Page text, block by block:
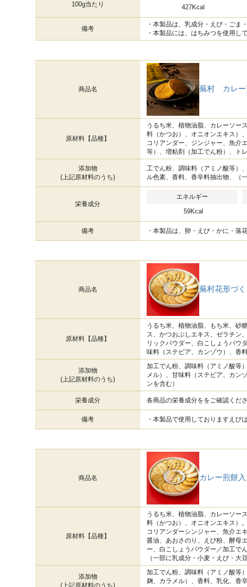
100g当たり
427Kcal
備考
・本製品は、乳成分・えび・ごま
・本製品には、はちみつを使用し
商品名 蕪村 カレー
原材料【品種】
うるち米、植物油脂、カレーソー
料（かつお）、オニオンエキス）
コリアンダー、ジンジャー、魚介
等）、増粘剤（加工でん粉）、ト
添加物
(上記原材料のうち)
工でん粉、調味料（アミノ酸等）
ル色素、香料、香辛料抽出物、（
栄養成分
エネルギー
59Kcal
備考 ・本製品は、卵・えび・かに・落
商品名 蕪村花形づく
原材料【品種】
うるち米、植物油脂、もち米、砂
ス、かつおぶしエキス、ゼラチン
リックパウダー、白こしょうパウ
味料（ステビア、カンゾウ）、香
添加物
(上記原材料のうち)
加工でん粉、調味料（アミノ酸等
メル）、甘味料（ステビア、カン
ンを含む）
栄養成分 各商品の栄養成分ををご確認くださ
備考 ・本製品で使用しておりますえび
商品名 カレー煎餅
原材料【品種】
うるち米、植物油脂、カレーソー
料（かつお）、オニオンエキス）
コリアンダーシンジャー、魚介エ
醤油、あおさのり、えび粉、酵母
ー、白こしょうパウダー／加工で
（一部に乳成分・小麦・えび・大
添加物
(上記原材料のうち)
加工でん粉、調味料（アミノ酸等
麹、カラメル）、香料、乳化、香